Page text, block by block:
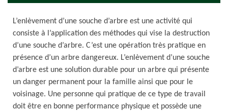
L’enlèvement d’une souche d’arbre est une activité qui
consiste à l’application des méthodes qui vise la destruction
d’une souche d’arbre. C’est une opération très pratique en
présence d’un arbre dangereux. L’enlèvement d’une souche
d’arbre est une solution durable pour un arbre qui présente
un danger permanent pour la famille ainsi que pour le
voisinage. Une personne qui pratique de ce type de travail
doit être en bonne performance physique et possède une